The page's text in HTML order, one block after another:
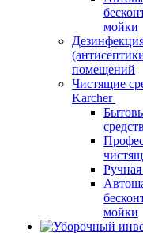
мойки
помещений
Чистящие
Karcher
мойки